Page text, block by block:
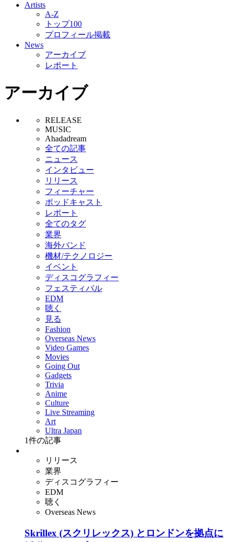
Artists
A-Z
トップ100
プロフィール掲載
News
アーカイブ
レポート
アーカイブ
RELEASE
MUSIC
Ahadadream
全ての記事
ニュース
インタビュー
リリース
フィーチャー
ポッドキャスト
レポート
全てのタグ
業界
海外バンド
機材/テクノロジー
イベント
ディスコグラフィー
フェスティバル
EDM
聴く
見る
Fashion
Overseas News
Video Games
Movies
Going Out
Gadgets
Trivia
Anime
Culture
Live Streaming
Art
Ultra Japan
1件の記事
リリース
業界
ディスコグラフィー
EDM
聴く
Overseas News
Skrillex (スクリレックス) とロンドンを拠点に